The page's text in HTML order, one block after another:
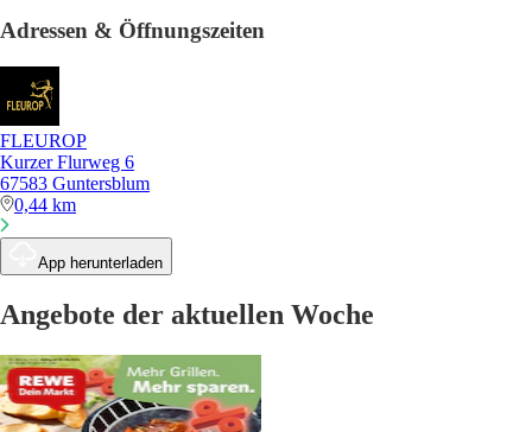
Adressen & Öffnungszeiten
FLEUROP
Kurzer Flurweg 6
67583 Guntersblum
0,44 km
App herunterladen
Angebote der aktuellen Woche